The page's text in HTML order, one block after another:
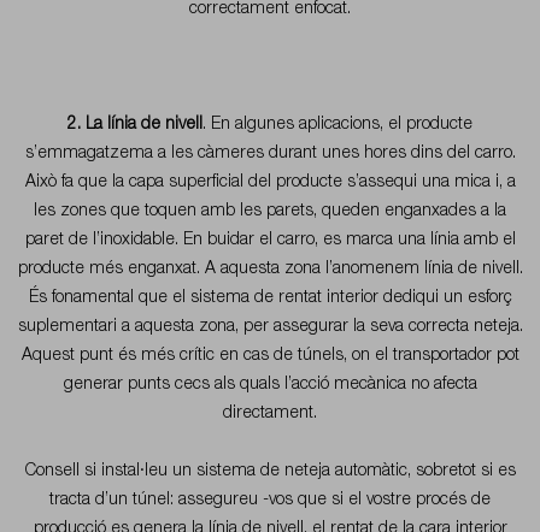
correctament enfocat.
2. La línia de nivell. En algunes aplicacions, el producte
s’emmagatzema a les càmeres durant unes hores dins del carro.
Això fa que la capa superficial del producte s’assequi una mica i, a
les zones que toquen amb les parets, queden enganxades a la
paret de l’inoxidable. En buidar el carro, es marca una línia amb el
producte més enganxat. A aquesta zona l’anomenem línia de nivell.
És fonamental que el sistema de rentat interior dediqui un esforç
suplementari a aquesta zona, per assegurar la seva correcta neteja.
Aquest punt és més crític en cas de túnels, on el transportador pot
generar punts cecs als quals l’acció mecànica no afecta
directament.
Consell si instal·leu un sistema de neteja automàtic, sobretot si es
tracta d’un túnel: assegureu -vos que si el vostre procés de